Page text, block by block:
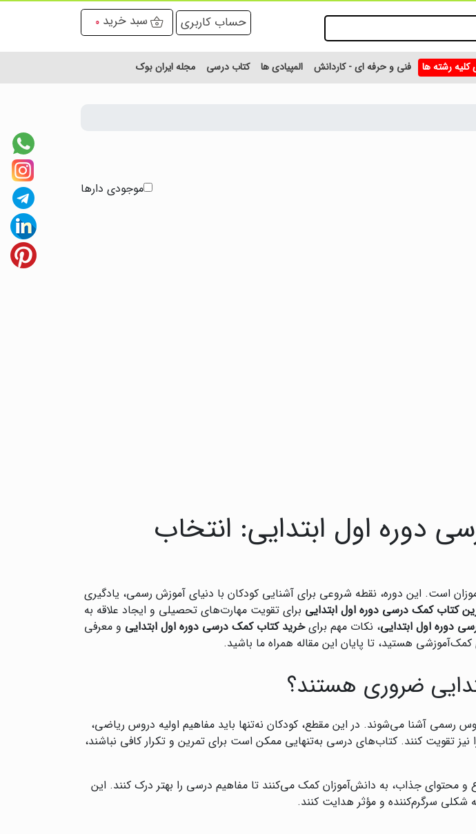
حساب کاربری سبد خرید 0
کلیه رشته ها فنی و حرفه ای - کاردانش المپیادی ها کتاب درسی مجله ایران بوک
موجودی دارها
دوره اول ابتدایی: انتخاب
است. این دوره، نقطه شروعی برای آشنایی کودکان با دنیای آموزش رسمی، یادگیری
کتاب کمک درسی دوره اول ابتدایی برای تقویت مهارت‌های تحصیلی و ایجاد علاقه به
دوره اول ابتدایی، نکات مهم برایخرید کتاب کمک درسی دوره اول ابتدایی و معرفی
کمک‌آموزشی هستید، تا پایان این مقاله همراه ما باشید.
ضروری هستند؟
رسمی آشنا می‌شوند. در این مقطع، کودکان نه‌تنها باید مفاهیم اولیه دروس ریاضی،
نیز تقویت کنند. کتاب‌های درسی به‌تنهایی ممکن است برای تمرین و تکرار کافی نباشند،
و محتوای جذاب، به دانش‌آموزان کمک می‌کنند تا مفاهیم درسی را بهتر درک کنند. این
شکلی سرگرم‌کننده و مؤثر هدایت کنند.